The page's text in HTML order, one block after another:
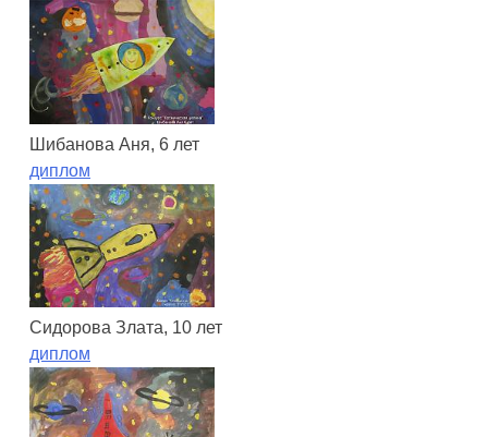
Шибанова Аня, 6 лет
диплом
Сидорова Злата, 10 лет
диплом